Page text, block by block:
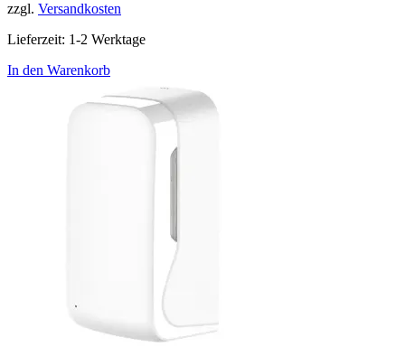
zzgl. Versandkosten
Lieferzeit: 1-2 Werktage
In den Warenkorb